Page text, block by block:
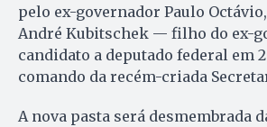
pelo ex-governador Paulo
André Kubitschek — filho do ex-
candidato a deputado federal em
comando da recém-criada
A nova pasta será desmembrada